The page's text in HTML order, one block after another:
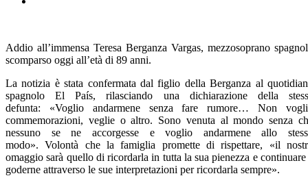
Addio all’immensa Teresa Berganza Vargas, mezzosoprano
scomparso oggi all’età di 89 anni.
La notizia è stata confermata dal figlio della Berganza al
spagnolo El País, rilasciando una dichiarazione della
defunta: «Voglio andarmene senza fare rumore… Non
commemorazioni, veglie o altro. Sono venuta al mondo senza
nessuno se ne accorgesse e voglio andarmene allo
modo». Volontà che la famiglia promette di rispettare, «il
omaggio sarà quello di ricordarla in tutta la sua pienezza e continuare
goderne attraverso le sue interpretazioni per ricordarla sempre».